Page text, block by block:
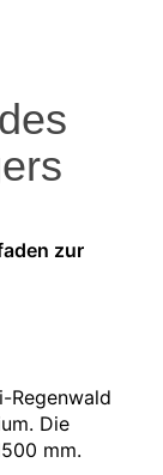
zur
Regenwald
Die
mm.